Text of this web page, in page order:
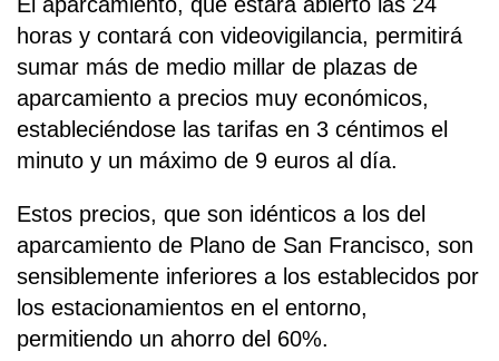
horas y contará con videovigilancia, permitirá
sumar más de medio millar de plazas de
aparcamiento a precios muy económicos,
estableciéndose las tarifas en 3 céntimos el
minuto y un máximo de 9 euros al día.
Estos precios, que son idénticos a los del
aparcamiento de Plano de San Francisco, son
sensiblemente inferiores a los establecidos por
los estacionamientos en el entorno,
permitiendo un ahorro del 60%.